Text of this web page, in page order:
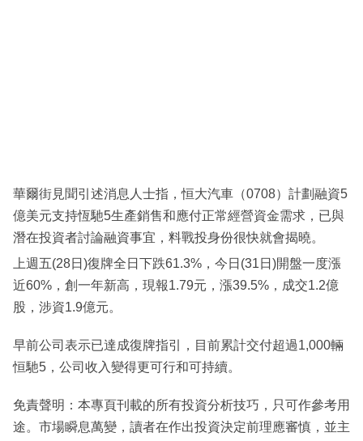
區
華爾街見聞引述消息人士指，恒大汽車（0708）計劃融資5
億美元支持恆馳5生產銷售和應付正常經營資金需求，已與
潛在投資者討論融資事宜，料戰投身份很快就會揭曉。
上週五(28日)復牌全日下跌61.3%，今日(31日)開盤一度漲
近60%，創一年新高，現報1.79元，漲39.5%，成交1.2億
股，涉資1.9億元。
早前公司表示已達成復牌指引，目前累計交付超過1,000輛
恒馳5，公司收入變得更可行和可持續。
免責聲明：本專頁刊載的所有投資分析技巧，只可作參考用
途。市場瞬息萬變，讀者在作出投資決定前理應審慎，並主